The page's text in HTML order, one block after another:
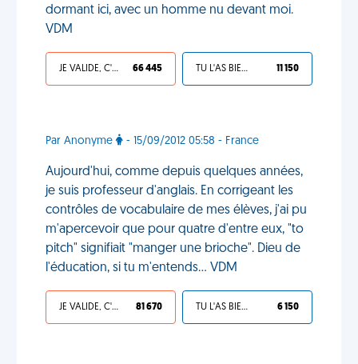
dormant ici, avec un homme nu devant moi.
VDM
JE VALIDE, C'EST UNE VDM 66 445 TU L'AS BIEN MÉRITÉ 11 150
Par Anonyme - 15/09/2012 05:58 - France
Aujourd'hui, comme depuis quelques années,
je suis professeur d'anglais. En corrigeant les
contrôles de vocabulaire de mes élèves, j'ai pu
m'apercevoir que pour quatre d'entre eux, "to
pitch" signifiait "manger une brioche". Dieu de
l'éducation, si tu m'entends... VDM
JE VALIDE, C'EST UNE VDM 81 670 TU L'AS BIEN MÉRITÉ 6 150